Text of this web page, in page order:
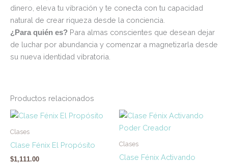
dinero, eleva tu vibración y te conecta con tu capacidad
natural de crear riqueza desde la conciencia.
¿Para quién es? Para almas conscientes que desean dejar
de luchar por abundancia y comenzar a magnetizarla desde
su nueva identidad vibratoria.
Productos relacionados
Clases
Clase Fénix El Propósito
$1,111.00
Clases
Clase Fénix Activando